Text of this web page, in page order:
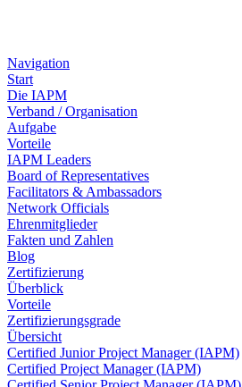
Navigation
Start
Die IAPM
Verband / Organisation
Aufgabe
Vorteile
IAPM Leaders
Board of Representatives
Facilitators & Ambassadors
Network Officials
Ehrenmitglieder
Fakten und Zahlen
Blog
Zertifizierung
Überblick
Vorteile
Zertifizierungsgrade
Übersicht
Certified Junior Project Manager (IAPM)
Certified Project Manager (IAPM)